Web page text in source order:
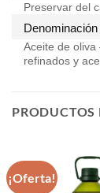
Preservar del
Denominación
Aceite de
refinados y
PRODUCTOS
¡Oferta!